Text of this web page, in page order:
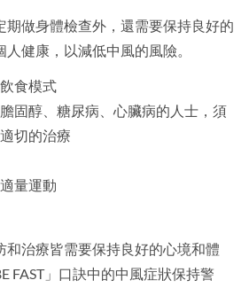
期做身體檢查外，還需要保持良好的
健康，以減低中風的風險。
食模式
固醇、糖尿病、心臟病的人士，須
切的治療
量運動
和治療皆需要保持良好的心境和體
FAST」口訣中的中風症狀保持警